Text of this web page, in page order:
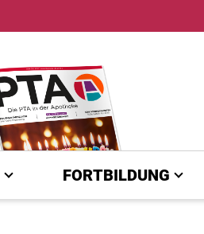
FORTBILDUNG